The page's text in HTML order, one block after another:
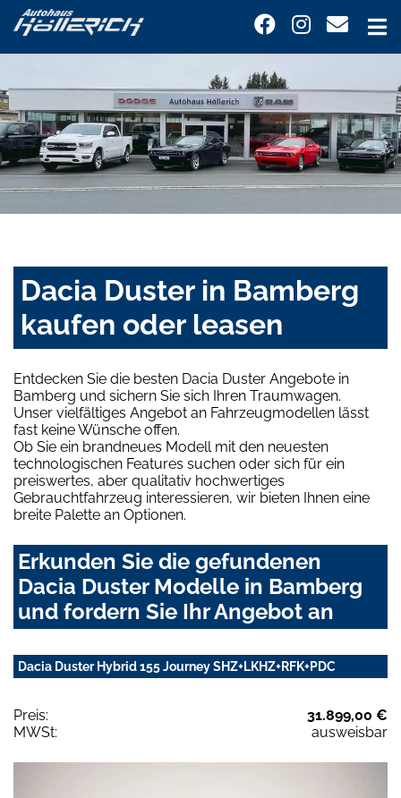
Dacia Duster in Bamberg
kaufen oder leasen
Entdecken Sie die besten Dacia Duster Angebote in
Bamberg und sichern Sie sich Ihren Traumwagen.
Unser vielfältiges Angebot an Fahrzeugmodellen lässt
fast keine Wünsche offen.
Ob Sie ein brandneues Modell mit den neuesten
technologischen Features suchen oder sich für ein
preiswertes, aber qualitativ hochwertiges
Gebrauchtfahrzeug interessieren, wir bieten Ihnen eine
breite Palette an Optionen.
Erkunden Sie die gefundenen
Dacia Duster Modelle in Bamberg
und fordern Sie Ihr Angebot an
Dacia Duster Hybrid 155 Journey SHZ+LKHZ+RFK+PDC
Preis:
31.899,00 €
MWSt:
ausweisbar